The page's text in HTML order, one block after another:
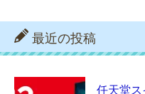
最近の投稿
任天堂ス